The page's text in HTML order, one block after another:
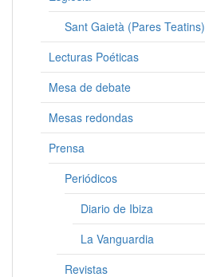
Sant Gaietà (Pares Teatins)
Lecturas Poéticas
Mesa de debate
Mesas redondas
Prensa
Periódicos
Diario de Ibiza
La Vanguardia
Revistas